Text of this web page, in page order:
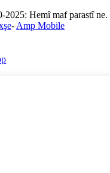
Hemî maf parastî ne.
- Amp Mobile